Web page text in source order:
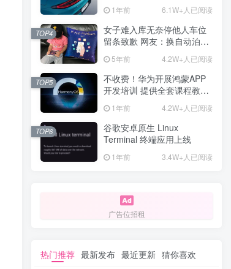
1年前 6.1W+人已阅读
女子难入库无奈停他人车位
留条致歉 网友：换自动泊车
5年前 4.2W+人已阅读
TOP4
不收费！华为开展鸿蒙APP
开发培训 提供全套课程教学
1年前 4.2W+人已阅读
TOP5
谷歌安卓原生 Linux
Terminal 终端应用上线
1年前 3.4W+人已阅读
TOP6
广告位招租
热门推荐 最新发布 最近更新 猜你喜欢